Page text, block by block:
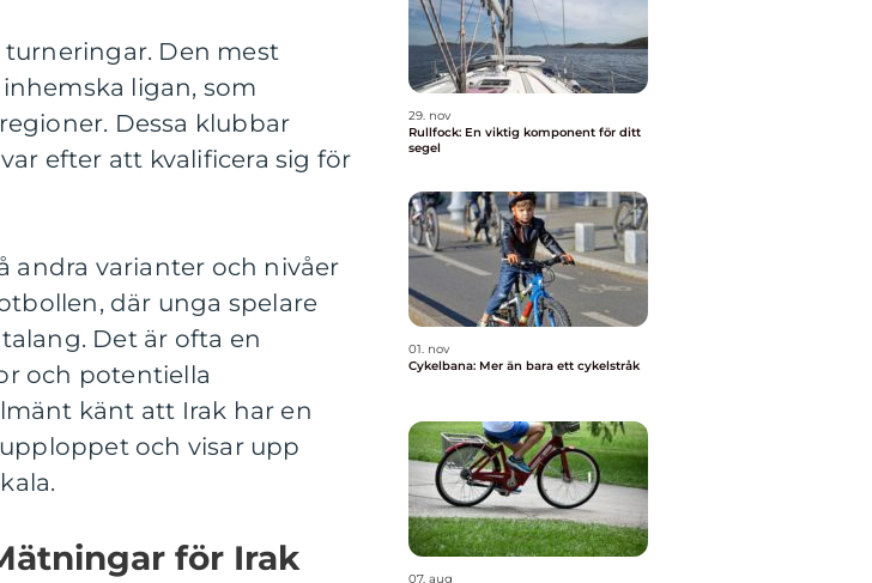
Den mest
ligan, som
Dessa klubbar
efter att kvalificera sig för
andra varianter och nivåer
där unga spelare
Det är ofta en
och potentiella
känt att Irak har en
och visar upp
för Irak
29. nov
Rullfock: En viktig komponent för ditt
segel
01. nov
Cykelbana: Mer än bara ett cykelstråk
07. aug